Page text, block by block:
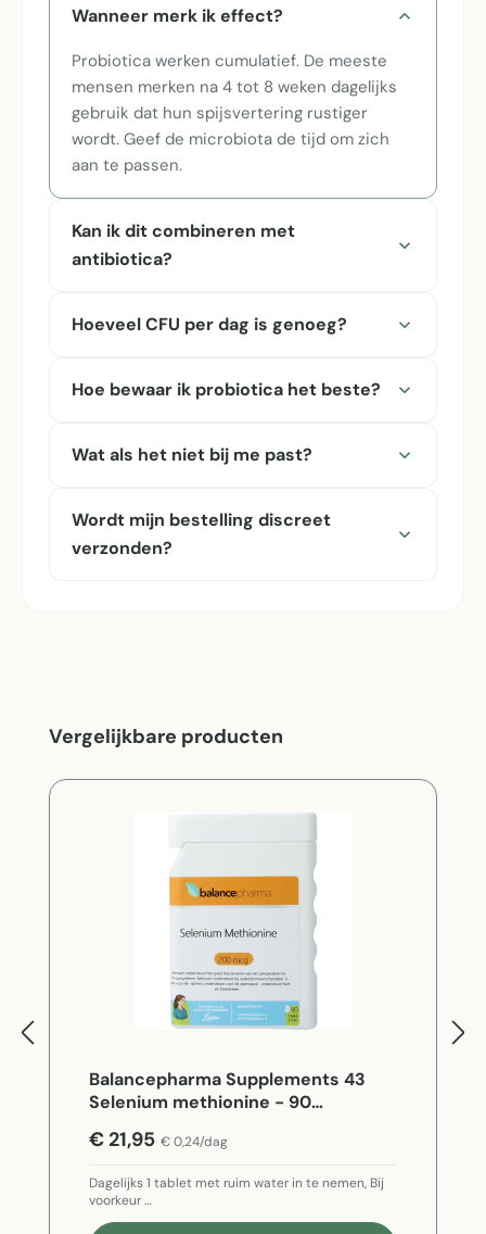
Wanneer merk ik effect?
Probiotica werken cumulatief. De meeste
mensen merken na 4 tot 8 weken dagelijks
gebruik dat hun spijsvertering rustiger
wordt. Geef de microbiota de tijd om zich
aan te passen.
Kan ik dit combineren met
antibiotica?
Hoeveel CFU per dag is genoeg?
Hoe bewaar ik probiotica het beste?
Wat als het niet bij me past?
Wordt mijn bestelling discreet
verzonden?
Productgalerij overslaan
Vergelijkbare producten
Balancepharma Supplements 43
Selenium methionine - 90
€ 21,95 € 0,24/dag
Dagelijks 1 tablet met ruim water in te nemen, Bij
voorkeur …